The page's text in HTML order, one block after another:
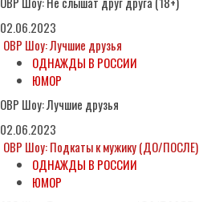
02.06.2023
ОВР Шоу: Лучшие друзья
ОДНАЖДЫ В РОССИИ
ЮМОР
ОВР Шоу: Лучшие друзья
02.06.2023
ОВР Шоу: Подкаты к мужику (ДО/ПОСЛЕ)
ОДНАЖДЫ В РОССИИ
ЮМОР